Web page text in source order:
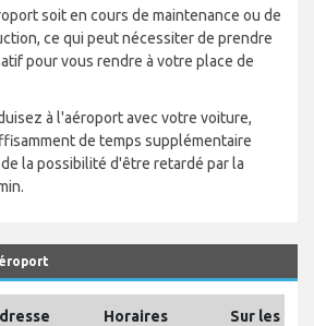
soit en cours de maintenance ou de
ce qui peut nécessiter de prendre
pour vous rendre à votre place de
à l'aéroport avec votre voiture,
de temps supplémentaire
la possibilité d'être retardé par la
Horaires
Sur les